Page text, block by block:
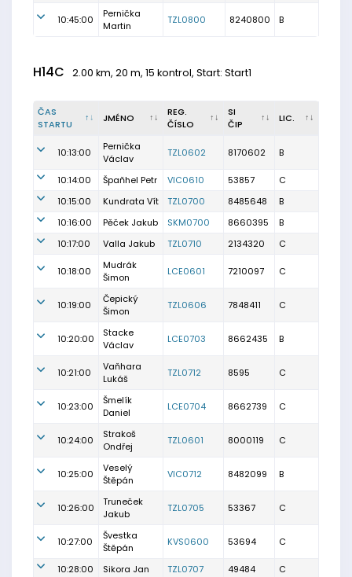
10:45:00
Pernička
Martin
TZL0800 8240800 B
H14C 2.00 km, 20 m, 15 kontrol, Start: Start1
ČAS
STARTU
JMÉNO
REG.
ČÍSLO
SI
ČIP
LIC.
10:13:00
Pernička
Václav
TZL0602 8170602 B
10:14:00 Špaňhel Petr VIC0610 53857
C
10:15:00
Kundrata Vít TZL0700 8485648
B
10:16:00
Pěček Jakub SKM0700 8660395
B
10:17:00
Valla Jakub TZL0710 2134320 C
10:18:00
Mudrák
Šimon
LCE0601 7210097 C
10:19:00
Čepický
Šimon
TZL0606 7848411 C
10:20:00
Stacke
Václav
LCE0703 8662435 B
10:21:00
Vaňhara
Lukáš
TZL0712 8595 C
10:23:00
Šmelík
Daniel
LCE0704 8662739 C
10:24:00
Strakoš
Ondřej
TZL0601 8000119 C
10:25:00
Veselý
Štěpán
VIC0712 8482099 B
10:26:00
Truneček
Jakub
TZL0705 53367 C
10:27:00
Švestka
Štěpán
KVS0600 53694 C
10:28:00 Sikora Jan TZL0707 49484
C